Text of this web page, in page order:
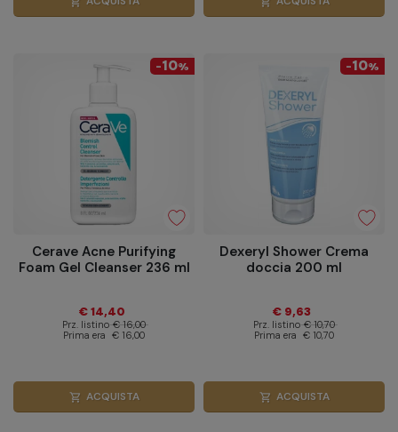
-10%
Cerave Acne Purifying
Foam Gel Cleanser 236 ml
€ 14,40
Prz. listino € 16,00
Prima era € 16,00
shopping_cart ACQUISTA
-10%
Dexeryl Shower Crema
doccia 200 ml
€ 9,63
Prz. listino € 10,70
Prima era € 10,70
shopping_cart ACQUISTA